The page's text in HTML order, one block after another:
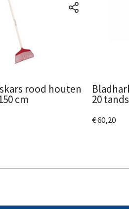
rood houten
cm 20
€ 60,20